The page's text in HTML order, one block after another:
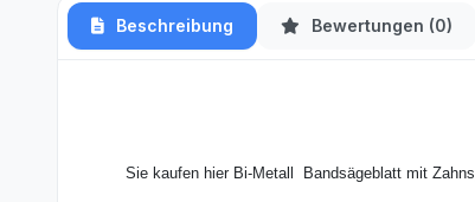
Beschreibung Bewertungen (0)
Sie kaufen hier Bi-Metall Bandsägeblatt mit